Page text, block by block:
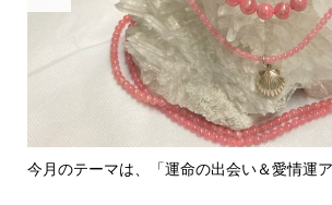
今月のテーマは、「運命の出会い＆愛情運ア